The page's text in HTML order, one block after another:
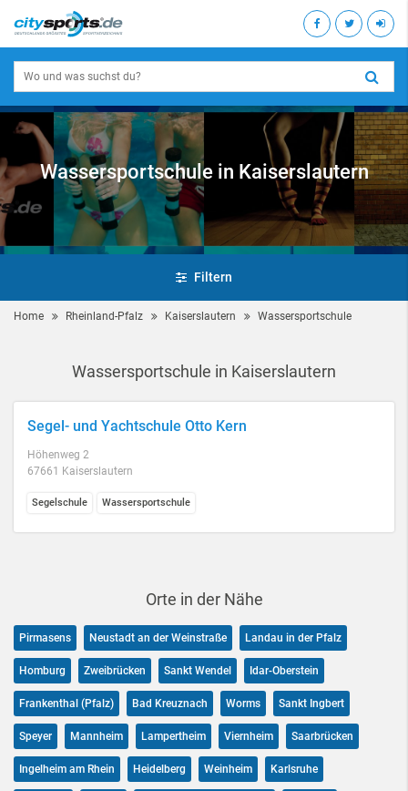
Wassersportschule in Kaiserslautern
Filtern
Home Rheinland-Pfalz Kaiserslautern Wassersportschule
Wassersportschule in Kaiserslautern
Segel- und Yachtschule Otto Kern
Höhenweg 2
67661 Kaiserslautern
Segelschule Wassersportschule
Orte in der Nähe
Pirmasens Neustadt an der Weinstraße Landau in der Pfalz
Homburg Zweibrücken Sankt Wendel Idar-Oberstein
Frankenthal (Pfalz) Bad Kreuznach Worms Sankt Ingbert
Speyer Mannheim Lampertheim Viernheim Saarbrücken
Ingelheim am Rhein Heidelberg Weinheim Karlsruhe